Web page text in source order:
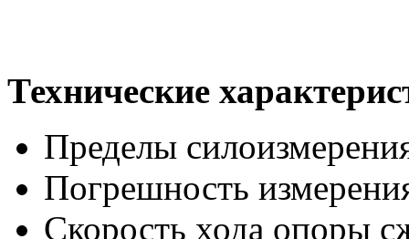
Технические
Пределы
Погрешность
Скорость хода опоры